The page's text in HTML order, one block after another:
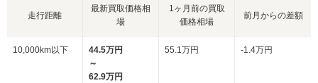
走行距離
最新買取価格相
場
1ヶ月前の買取
価格相場
前月からの差額
10,000km以下
44.5万円
～
62.9万円
55.1万円 -1.4万円